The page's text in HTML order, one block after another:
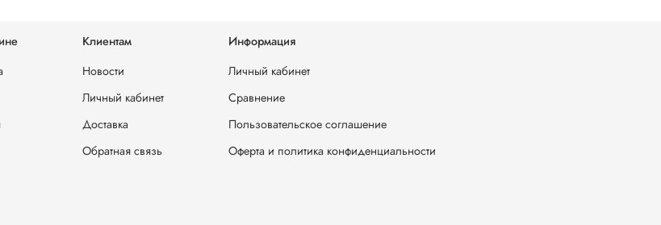
Клиентам
Новости
Личный кабинет
Доставка
Обратная связь
Информация
Личный кабинет
Сравнение
Пользовательское соглашение
Оферта и политика конфиденциальности